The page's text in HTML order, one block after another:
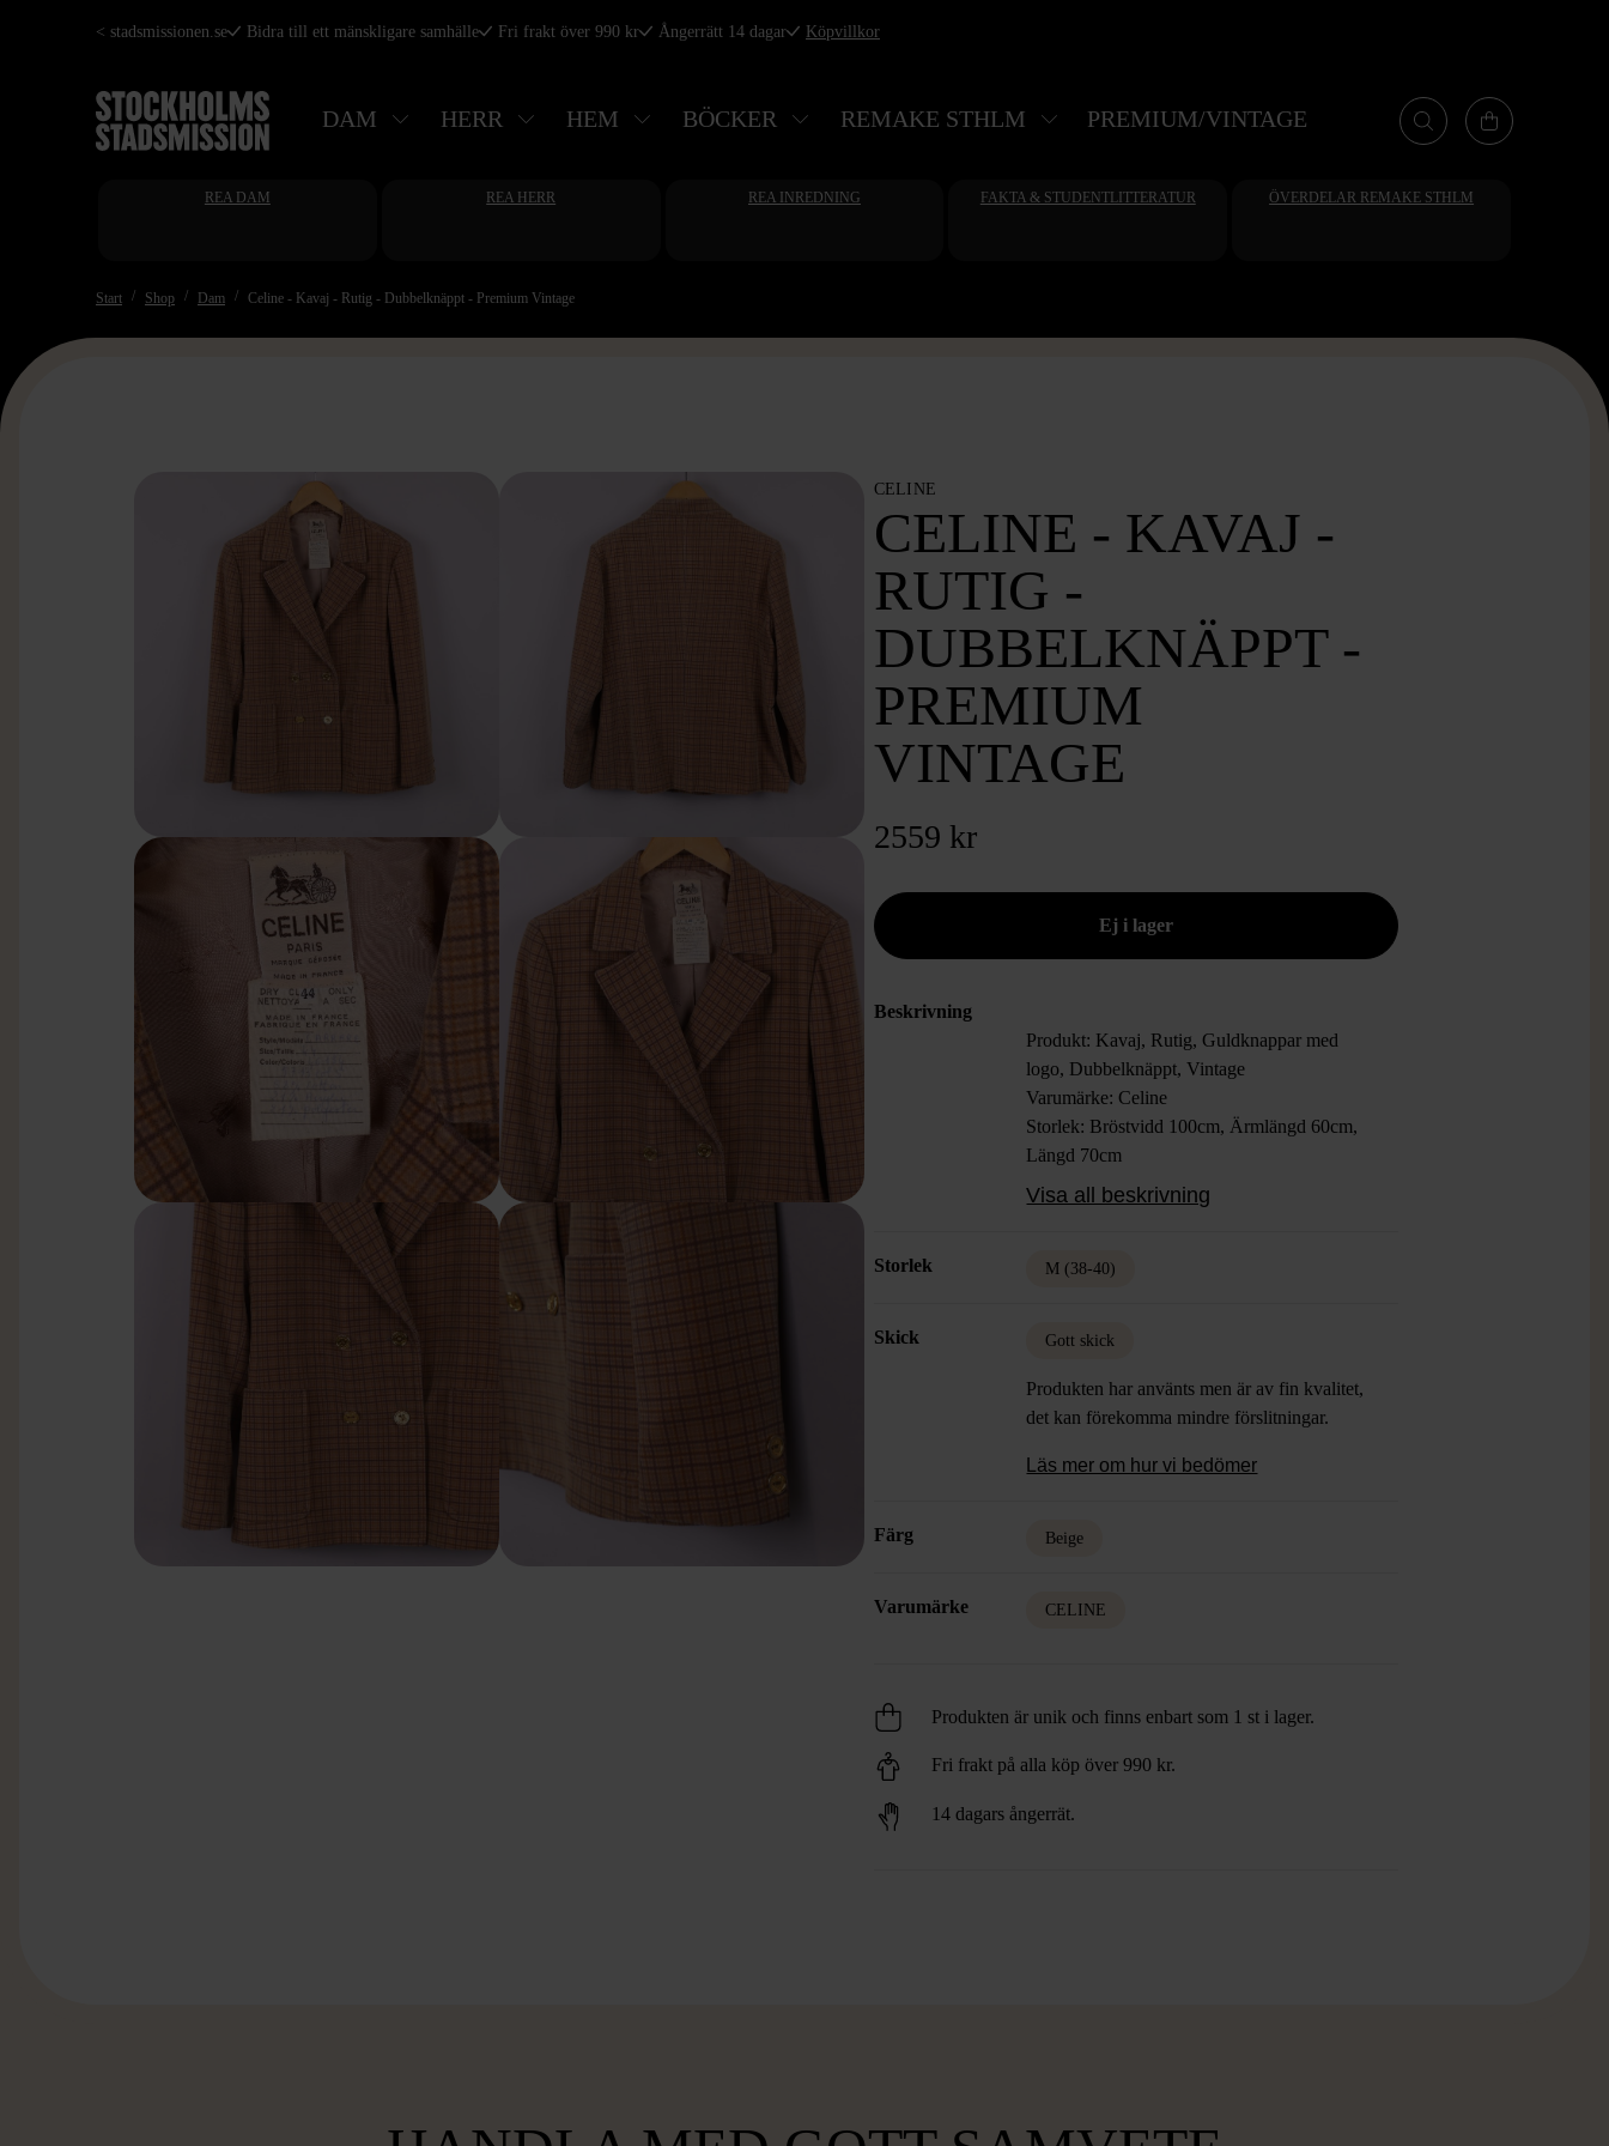
Hoppa
huvudinnehåll
< stadsmissionen.se Bidra till ett mänskligare samhälle Fri frakt över 990 kr Ångerrätt 14 dagar Köpvillkor
DAM HERR HEM BÖCKER REMAKE STHLM PREMIUM/VINTAGE
REA DAM REA HERR REA INREDNING FAKTA & STUDENTLITTERATUR ÖVERDELAR REMAKE STHLM
Start Shop Dam Celine - Kavaj - Rutig - Dubbelknäppt - Premium Vintage
CELINE
CELINE - KAVAJ -
RUTIG -
DUBBELKNÄPPT -
PREMIUM
VINTAGE
2559 kr
Beskrivning
Produkt: Kavaj, Rutig, Guldknappar med
logo, Dubbelknäppt, Vintage
Varumärke: Celine
Storlek: Bröstvidd 100cm, Ärmlängd 60cm,
Längd 70cm
Färg: Beige
Material: 58% Bomull, 21% Akryl, 21%
Skick: Gott Skick
Visa all beskrivning
Storlek M (38-40)
Skick Gott skick
Produkten har använts men är av fin kvalitet,
det kan förekomma mindre förslitningar.
Läs mer om hur vi bedömer
Färg Beige
Varumärke CELINE
Produkten är unik och finns enbart som 1 st i lager.
Fri frakt på alla köp över 990 kr.
14 dagars ångerrät.